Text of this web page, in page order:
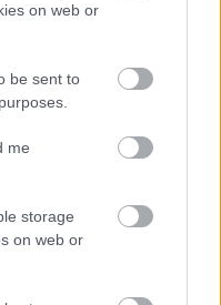
on web or
be sent to
me
storage
on web or
tárolni, akkor sem,
Juan Encalada)
a városi közlekedés
szeretné felhívni a
érdemes